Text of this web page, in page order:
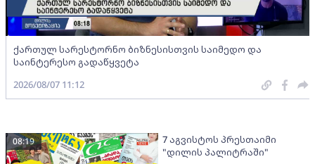
ქართულ სარესტორნო ბიზნესისთვის საიმედო და
საინტერესო გადაწყვეტა
2026/08/07 11:12
7 აგვისტოს პრესთაიმი
"დილის პალიტრაში"
08:19